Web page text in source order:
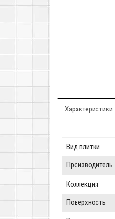
Характеристики
Вид плитки
Производитель
Коллекция
Поверхность